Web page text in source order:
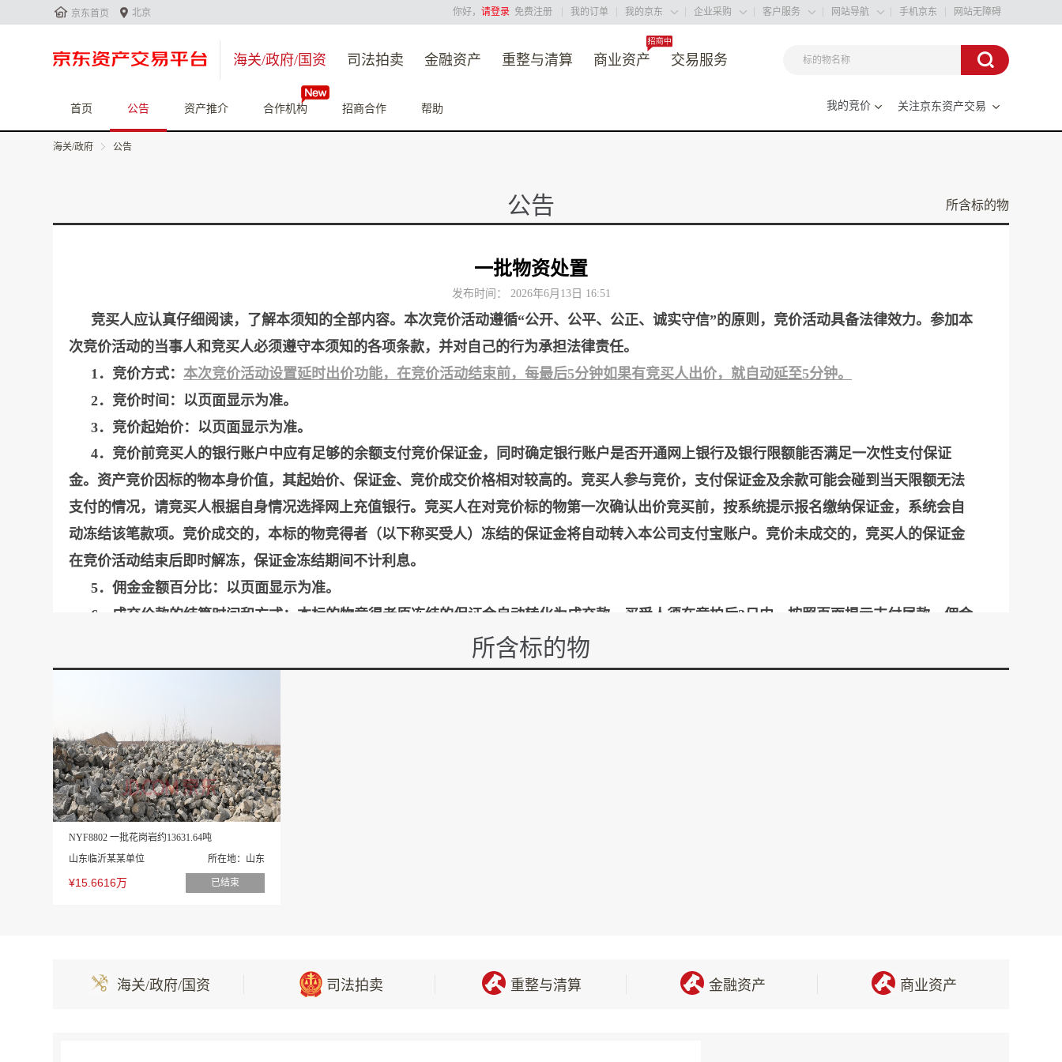
 京东首页  北京 你好， 请登录 免费注册 我的订单 我的京东  企业采购  客户服务  网站导航  手机京东 网站无障碍
海关/政府/国资 司法拍卖 金融资产 重整与清算 商业资产 交易服务 
首页 公告 资产推介 合作机构 招商合作 帮助 关注京东资产交易 
我的竞价 
海关/政府 公告
公告 所含标的物
一批物资处置
发布时间： 2026年6月13日 16:51
竞买人应认真仔细阅读，了解本须知的全部内容。本次竞价活动遵循“公开、公平、公正、诚实守信”的原则，竞价活动具备法律效力。参加本
次竞价活动的当事人和竞买人必须遵守本须知的各项条款，并对自己的行为承担法律责任。
1．竞价方式： 本次竞价活动设置延时出价功能，在竞价活动结束前，每最后5分钟如果有竞买人出价，就自动延至5分钟。
2．竞价时间：以页面显示为准。
3．竞价起始价：以页面显示为准。
4．竞价前竞买人的银行账户中应有足够的余额支付竞价保证金，同时确定银行账户是否开通网上银行及银行限额能否满足一次性支付保证
金。资产竞价因标的物本身价值，其起始价、保证金、竞价成交价格相对较高的。竞买人参与竞价，支付保证金及余款可能会碰到当天限额无法
支付的情况，请竞买人根据自身情况选择网上充值银行。竞买人在对竞价标的物第一次确认出价竞买前，按系统提示报名缴纳保证金，系统会自
动冻结该笔款项。竞价成交的，本标的物竞得者（以下称买受人）冻结的保证金将自动转入本公司支付宝账户。竞价未成交的，竞买人的保证金
在竞价活动结束后即时解冻，保证金冻结期间不计利息。
5．佣金金额百分比：以页面显示为准。
6．成交价款的结算时间和方式：本标的物竞得者原冻结的保证金自动转化为成交款，买受人须在竞拍后3日内，按照页面提示支付尾款、佣金
及平台使用费；在买受人交齐所有成交款后（凭付款凭证及相关身份材料、委托手续等原件），15个工作日之内到到拍品处办理交接、过户等相
关事宜，超过20个工作日经催促仍不办理者按照悔拍处理，支付金额不予以退回。
时，由此引发的一切问题均由买受人承担违约责任。若交易双方届时均未在所通知的时间内履行转让协议签约手续时，由此引发的一切问题均由
交易双方通过法律途径自行解决，对此，本公司不承担任何责任。
8．竞价成功后，有关转让标的交割事项按转让协议有关约定进行交割。
9．竞价成功后买受人未按有关规定履行相关手续时，买受人将承担违约责任并无权要求返还竞价保证金。为维护良好的竞价环境，避免恶意
竞价给各方带来的损失，对于买受人逾期未支付竞价款或者悔拍的，本公司有权组织重新竞价，重新竞价时原买受人不得参与，再次拍卖成交价
格如果低于原成交价的，本公司有权就差额部分向原买受人追偿；
10．合格竞买方参与本次竞价会，视同对转让标的已进行过尽职调查，且知悉转让标的所公开披露的全部信息及其可能存在的瑕疵。由此所产
（1）存在违反国家法律法规或其他有关方提出争议情形时；
所含标的物
NYF8802 一批花岗岩约13631.64吨
所在地：山东
山东临沂某某单位
已结束
¥15.6616万
海关/政府/国资 司法拍卖 重整与清算 金融资产 商业资产